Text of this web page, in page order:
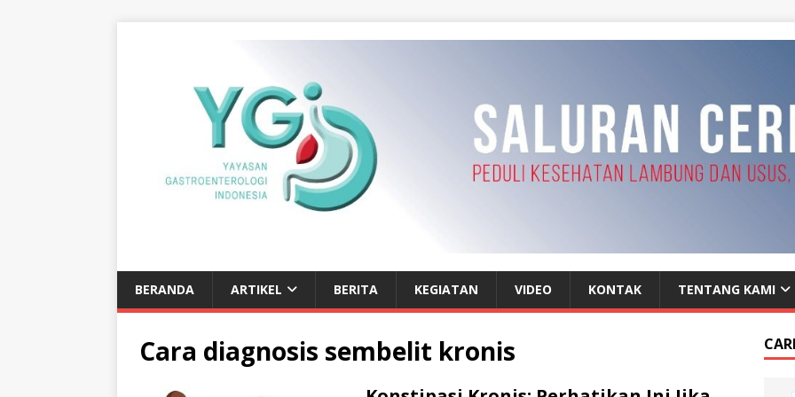
BERANDA ARTIKEL BERITA KEGIATAN VIDEO KONTAK TENTANG KAMI
Cara diagnosis sembelit kronis